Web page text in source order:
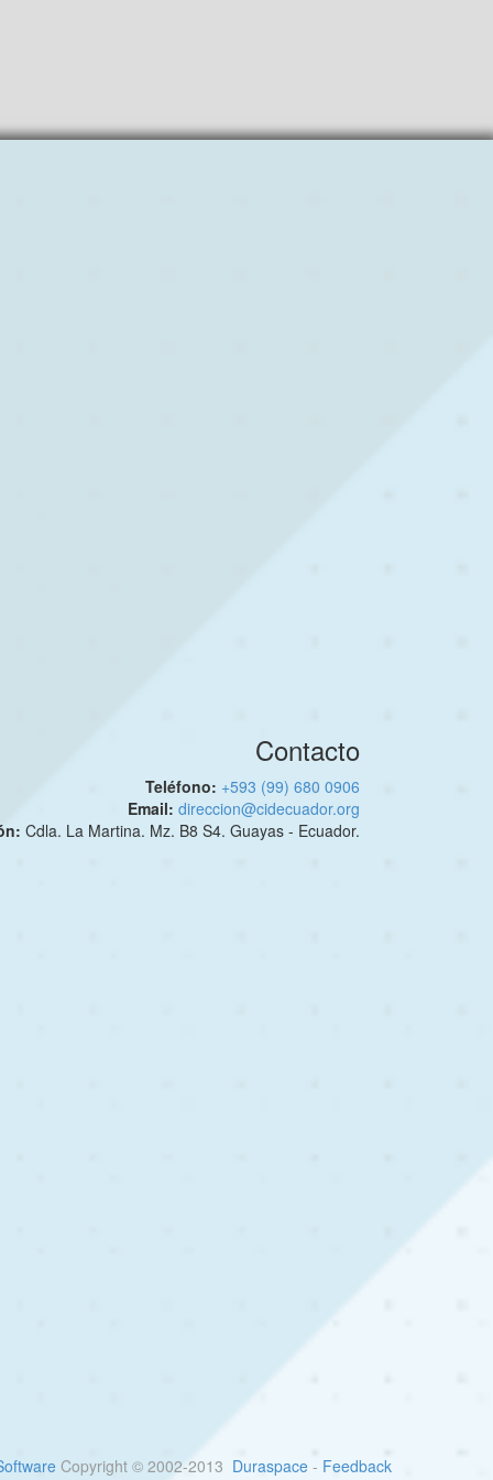
Contacto
Teléfono: +593 (99) 680 0906
Email: direccion@cidecuador.org
Cdla. La Martina. Mz. B8 S4. Guayas - Ecuador.
Copyright © 2002-2013 Duraspace - Feedback